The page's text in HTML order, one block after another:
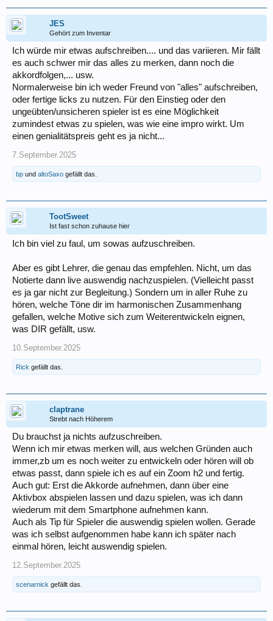
JES
Gehört zum Inventar
Ich würde mir etwas aufschreiben.... und das variieren. Mir fällt
es auch schwer mir das alles zu merken, dann noch die
akkordfolgen,... usw.
Normalerweise bin ich weder Freund von "alles" aufschreiben,
oder fertige licks zu nutzen. Für den Einstieg oder den
ungeübten/unsicheren spieler ist es eine Möglichkeit
zumindest etwas zu spielen, was wie eine impro wirkt. Um
einen genialitätspreis geht es ja nicht...
7.September.2025
bp und altoSaxo gefällt das.
TootSweet
Ist fast schon zuhause hier
Ich bin viel zu faul, um sowas aufzuschreiben.
Aber es gibt Lehrer, die genau das empfehlen. Nicht, um das
Notierte dann live auswendig nachzuspielen. (Vielleicht passt
es ja gar nicht zur Begleitung.) Sondern um in aller Ruhe zu
hören, welche Töne dir im harmonischen Zusammenhang
gefallen, welche Motive sich zum Weiterentwickeln eignen,
was DIR gefällt, usw.
10.September.2025
Rick gefällt das.
claptrane
Strebt nach Höherem
Du brauchst ja nichts aufzuschreiben.
Wenn ich mir etwas merken will, aus welchen Gründen auch
immer,zb um es noch weiter zu entwickeln oder hören will ob
etwas passt, dann spiele ich es auf ein Zoom h2 und fertig.
Auch gut: Erst die Akkorde aufnehmen, dann über eine
Aktivbox abspielen lassen und dazu spielen, was ich dann
wiederum mit dem Smartphone aufnehmen kann.
Auch als Tip für Spieler die auswendig spielen wollen. Gerade
was ich selbst aufgenommen habe kann ich später nach
einmal hören, leicht auswendig spielen.
12.September.2025
scenarnick gefällt das.